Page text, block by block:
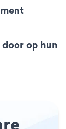
door op hun